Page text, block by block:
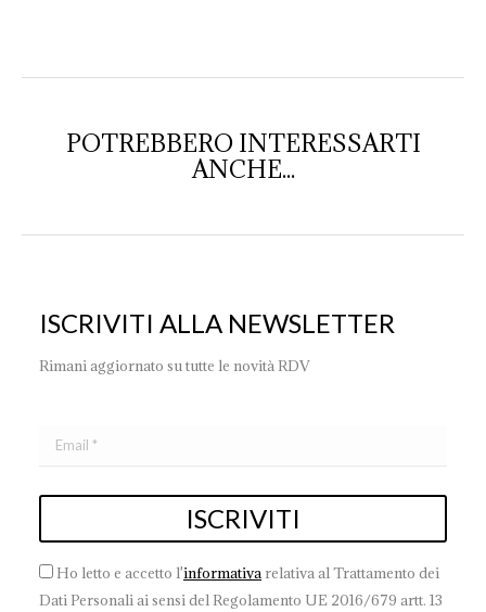
POTREBBERO INTERESSARTI
ANCHE...
ISCRIVITI ALLA NEWSLETTER
Rimani aggiornato su tutte le novità RDV
Ho letto e accetto l'informativa relativa al Trattamento dei
Dati Personali ai sensi del Regolamento UE 2016/679 artt. 13